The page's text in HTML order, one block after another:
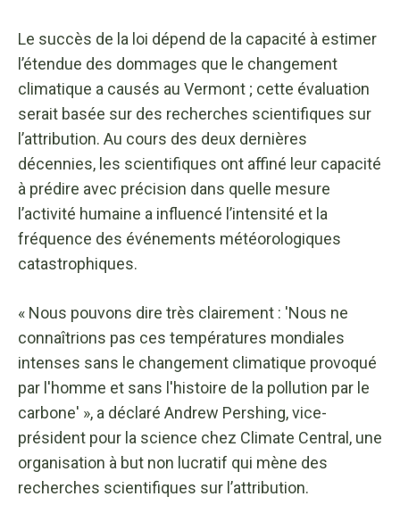
Le succès de la loi dépend de la capacité à estimer
l’étendue des dommages que le changement
climatique a causés au Vermont ; cette évaluation
serait basée sur des recherches scientifiques sur
l’attribution. Au cours des deux dernières
décennies, les scientifiques ont affiné leur capacité
à prédire avec précision dans quelle mesure
l’activité humaine a influencé l’intensité et la
fréquence des événements météorologiques
catastrophiques.
« Nous pouvons dire très clairement : 'Nous ne
connaîtrions pas ces températures mondiales
intenses sans le changement climatique provoqué
par l'homme et sans l'histoire de la pollution par le
carbone' », a déclaré Andrew Pershing, vice-
président pour la science chez Climate Central, une
organisation à but non lucratif qui mène des
recherches scientifiques sur l’attribution.